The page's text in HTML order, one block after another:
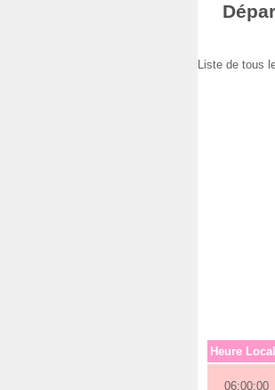
Liste de tous
Heure
06:00:00